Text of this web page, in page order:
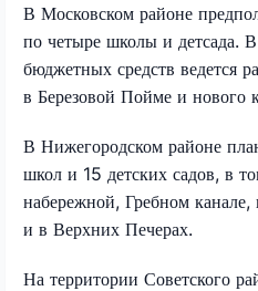
В Московском районе
по четыре школы и детсада. В
бюджетных средств ведется
в Березовой Пойме и
В Нижегородском районе
школ и 15 детских садов, в
набережной, Гребном
и в Верхних Печерах.
На территории Советского